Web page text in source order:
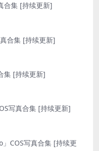
合集 [持续更新]
合集 [持续更新]
集 [持续更新]
写真合集 [持续更新]
COS写真合集 [持续更